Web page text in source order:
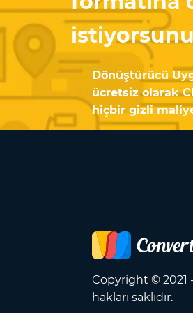
Dönüştürücü
ücretsiz olarak
hiçbir gizli
Copyright © 2021
hakları saklıdır.